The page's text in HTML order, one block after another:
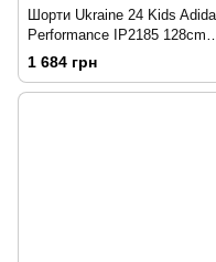
Шорти Ukraine 24 Kids
Performance IP2185 128cm
176cm
1 684 грн